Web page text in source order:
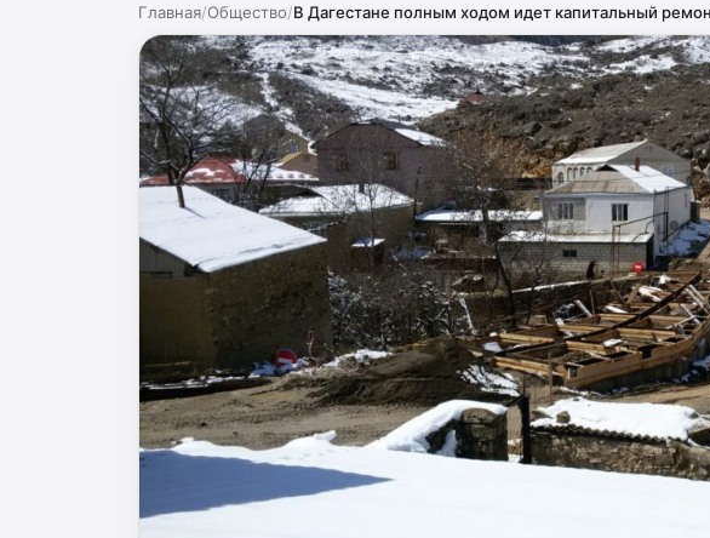
Главная/Общество/В Дагестане полным ходом идет капитальный